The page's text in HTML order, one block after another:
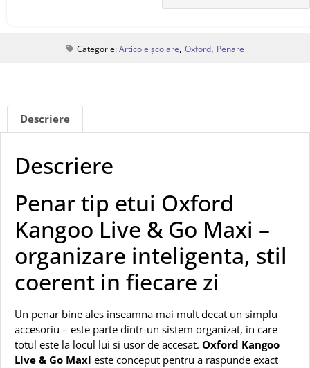
Categorie:Articole școlare, Oxford, Penare
Descriere
Descriere
Penar tip etui Oxford
Kangoo Live & Go Maxi –
organizare inteligenta, stil
coerent in fiecare zi
Un penar bine ales inseamna mai mult decat un simplu
accesoriu – este parte dintr-un sistem organizat, in care
totul este la locul lui si usor de accesat. Oxford Kangoo
Live & Go Maxi este conceput pentru a raspunde exact